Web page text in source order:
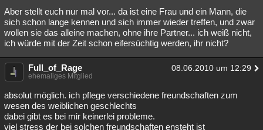
Aber stellt euch nur mal vor... da ist eine Frau und ein Mann, die
sich schon lange kennen und sich immer wieder treffen, und zwar
wollen sie das alleine machen, ohne ihre Partner... ich weiß nicht,
ich würde mit der Zeit schon eifersüchtig werden, ihr nicht?
Full_of_Rage 08.06.2010 um 12:29
ehemaliges Mitglied
absolut möglich. ich pflege verschiedene freundschaften zum
wesen des weiblichen geschlechts
dabei gibt es bei mir keinerlei probleme.
viel stress der bei solchen freundschaften ensteht ist